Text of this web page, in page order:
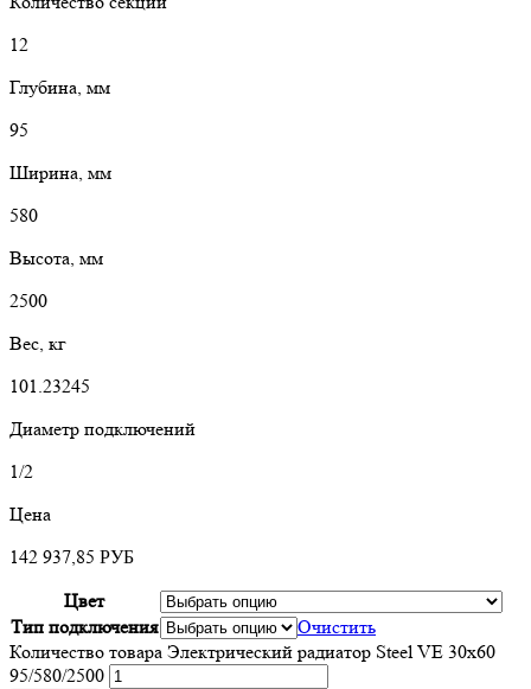
12
Глубина, мм
95
Ширина, мм
580
Высота, мм
2500
Вес, кг
101.23245
Диаметр подключений
1/2
Цена
142 937,85 РУБ
Цвет
Тип подключения
Очистить
Количество товара Электрический радиатор Steel VE 30х60
95/580/2500